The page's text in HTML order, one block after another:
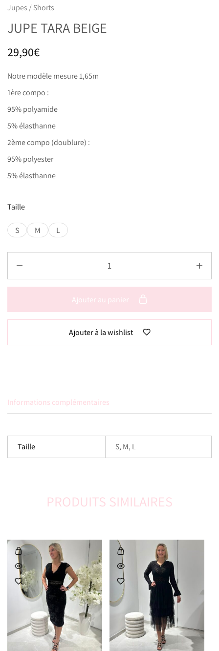
Jupes / Shorts
JUPE TARA BEIGE
29,90€
Notre modèle mesure 1,65m
1ère compo :
95% polyamide
5% élasthanne
2ème compo (doublure) :
95% polyester
5% élasthanne
Taille
S M L
Ajouter au panier
Ajouter à la wishlist
Informations complémentaires
Taille S, M, L
PRODUITS SIMILAIRES